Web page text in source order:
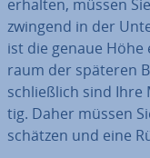
erhalten, müssen
zwingend in der
ist die genaue
raum der späteren
schließ­lich sind
tig. Daher müssen
schätzen und eine